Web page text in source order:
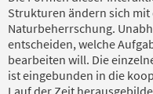
Strukturen ändern sich
Naturbeherrschung.
entscheiden, welche
bearbeiten will. Die
ist eingebunden in die